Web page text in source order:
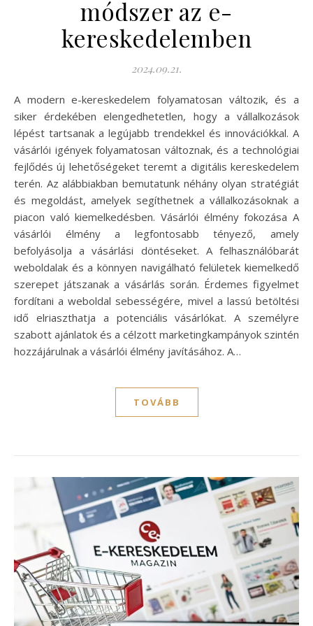
módszer az e-
kereskedelemben
2024.09.21.
A modern e-kereskedelem folyamatosan változik, és a
siker érdekében elengedhetetlen, hogy a vállalkozások
lépést tartsanak a legújabb trendekkel és innovációkkal. A
vásárlói igények folyamatosan változnak, és a technológiai
fejlődés új lehetőségeket teremt a digitális kereskedelem
terén. Az alábbiakban bemutatunk néhány olyan stratégiát
és megoldást, amelyek segíthetnek a vállalkozásoknak a
piacon való kiemelkedésben. Vásárlói élmény fokozása A
vásárlói élmény a legfontosabb tényező, amely
befolyásolja a vásárlási döntéseket. A felhasználóbarát
weboldalak és a könnyen navigálható felületek kiemelkedő
szerepet játszanak a vásárlás során. Érdemes figyelmet
fordítani a weboldal sebességére, mivel a lassú betöltési
idő elriaszthatja a potenciális vásárlókat. A személyre
szabott ajánlatok és a célzott marketingkampányok szintén
hozzájárulnak a vásárlói élmény javításához. A…
TOVÁBB